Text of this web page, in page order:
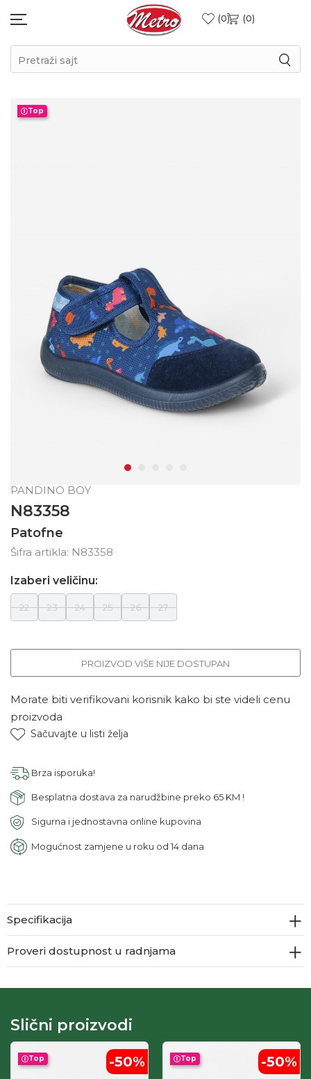
0 0
Pretraži sajt
Top
PANDINO BOY
N83358
Patofne
Šifra artikla: N83358
Izaberi veličinu:
22 23 24 25 26 27
PROIZVOD VIŠE NIJE DOSTUPAN
Morate biti verifikovani korisnik kako bi ste videli cenu
proizvoda
Sačuvajte u listi želja
Brza isporuka!
Besplatna dostava za narudžbine preko 65 KM !
Sigurna i jednostavna online kupovina
Mogućnost zamjene u roku od 14 dana
Specifikacija
Proveri dostupnost u radnjama
Slični proizvodi
Top -50% Top -50%